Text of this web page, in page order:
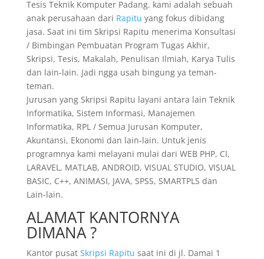
Tesis Teknik Komputer Padang. kami adalah sebuah
anak perusahaan dari Rapitu yang fokus dibidang
jasa. Saat ini tim Skripsi Rapitu menerima Konsultasi
/ Bimbingan Pembuatan Program Tugas Akhir,
Skripsi, Tesis, Makalah, Penulisan Ilmiah, Karya Tulis
dan lain-lain. Jadi ngga usah bingung ya teman-
teman.
Jurusan yang Skripsi Rapitu layani antara lain Teknik
Informatika, Sistem Informasi, Manajemen
Informatika, RPL / Semua Jurusan Komputer,
Akuntansi, Ekonomi dan lain-lain. Untuk jenis
programnya kami melayani mulai dari WEB PHP, CI,
LARAVEL, MATLAB, ANDROID, VISUAL STUDIO, VISUAL
BASIC, C++, ANIMASI, JAVA, SPSS, SMARTPLS dan
Lain-lain.
ALAMAT KANTORNYA
DIMANA ?
Kantor pusat Skripsi Rapitu saat ini di jl. Damai 1